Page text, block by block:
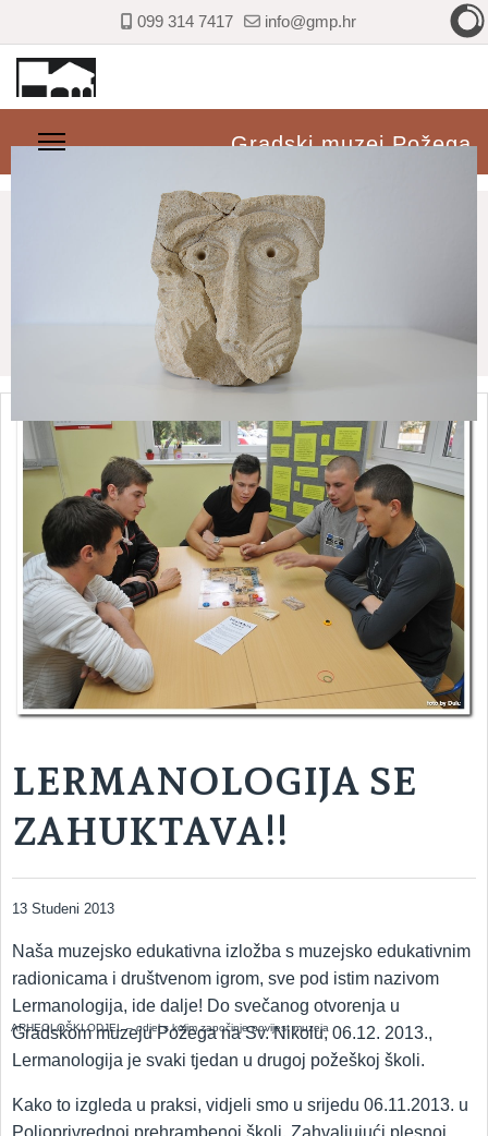
099 314 7417 info@gmp.hr
Gradski muzej Požega
ARHEOLOŠKI ODJEL – odjel s kojim započinje povijest muzeja
LERMANOLOGIJA SE
ZAHUKTAVA!!
13 Studeni 2013
Naša muzejsko edukativna izložba s muzejsko edukativnim
radionicama i društvenom igrom, sve pod istim nazivom
Lermanologija, ide dalje! Do svečanog otvorenja u
Gradskom muzeju Požega na Sv. Nikolu, 06.12. 2013.,
Lermanologija je svaki tjedan u drugoj požeškoj školi.
Kako to izgleda u praksi, vidjeli smo u srijedu 06.11.2013. u
Poljoprivrednoj prehrambenoj školi. Zahvaljujući plesnoj